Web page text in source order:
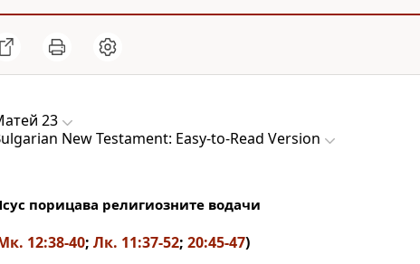
23
New Testament: Easy-to-Read Version
порицава религиозните водачи
12:38-40; Лк. 11:37-52; 20:45-47)